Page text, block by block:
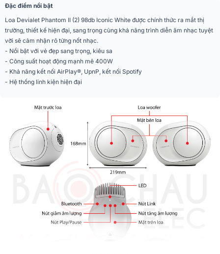
Hãng loa
Đặc điểm nổi bật
Loa Devialet Phantom II (2) 98db Iconic White được chính thức ra mắt thị
trường, thiết kế hiện đại, sang trọng cùng khả năng trình diễn âm nhạc tuyệt
vời sẽ cảm nhận rõ từng nốt nhạc.
- Nổi bật với vẻ đẹp sang trọng, kiêu sa
- Công suất hoạt động mạnh mẽ 400W
- Khả năng kết nối AirPlay®, UpnP, kết nối Spotify
- Hệ thống linh kiện hiện đại